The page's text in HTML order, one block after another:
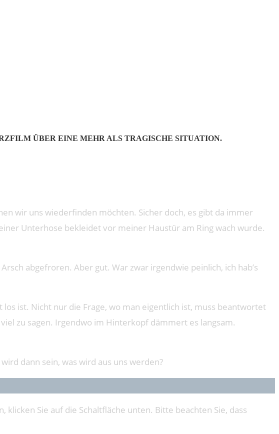
ÜBER EINE MEHR ALS TRAGISCHE SITUATION.
wir uns wiederfinden möchten. Sicher doch, es gibt da immer
Unterhose bekleidet vor meiner Haustür am Ring wach wurde.
abgefroren. Aber gut. War zwar irgendwie peinlich, ich hab’s
ist. Nicht nur die Frage, wo man eigentlich ist, muss beantwortet
zu sagen. Irgendwo im Hinterkopf dämmert es langsam.
dann sein, was wird aus uns werden?
Sie auf die Schaltfläche unten. Bitte beachten Sie, dass